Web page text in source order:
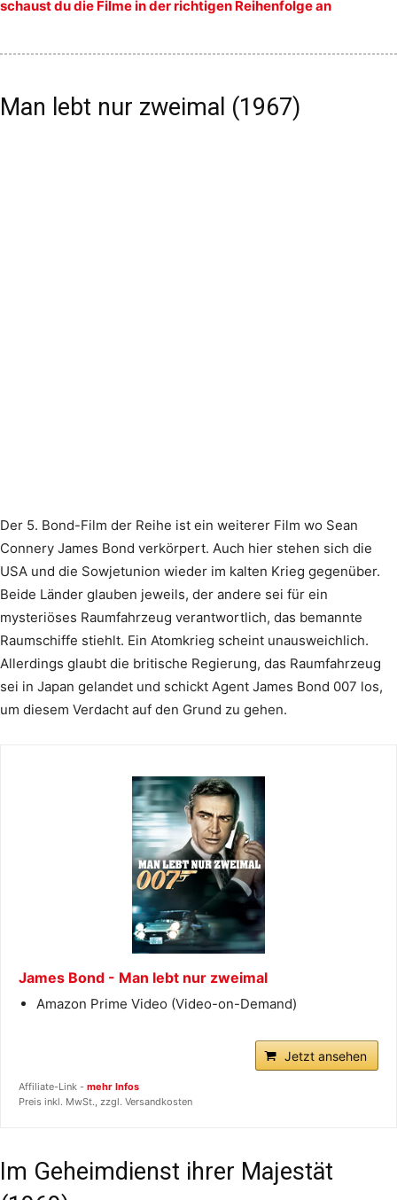
schaust du die Filme in der richtigen Reihenfolge an
Man lebt nur zweimal (1967)
Der 5. Bond-Film der Reihe ist ein weiterer Film wo Sean
Connery James Bond verkörpert. Auch hier stehen sich die
USA und die Sowjetunion wieder im kalten Krieg gegenüber.
Beide Länder glauben jeweils, der andere sei für ein
mysteriöses Raumfahrzeug verantwortlich, das bemannte
Raumschiffe stiehlt. Ein Atomkrieg scheint unausweichlich.
Allerdings glaubt die britische Regierung, das Raumfahrzeug
sei in Japan gelandet und schickt Agent James Bond 007 los,
um diesem Verdacht auf den Grund zu gehen.
James Bond - Man lebt nur zweimal
Amazon Prime Video (Video-on-Demand)
Jetzt ansehen
Affiliate-Link - mehr Infos
Preis inkl. MwSt., zzgl. Versandkosten
Im Geheimdienst ihrer Majestät